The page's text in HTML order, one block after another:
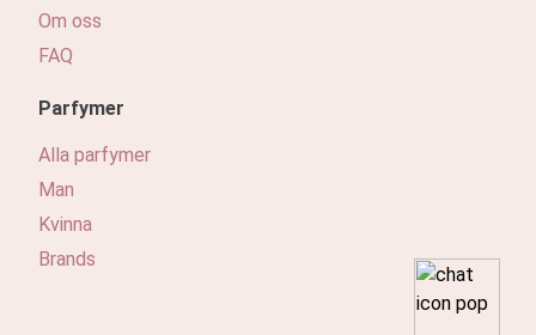
Om oss
FAQ
Parfymer
Alla parfymer
Man
Kvinna
Brands